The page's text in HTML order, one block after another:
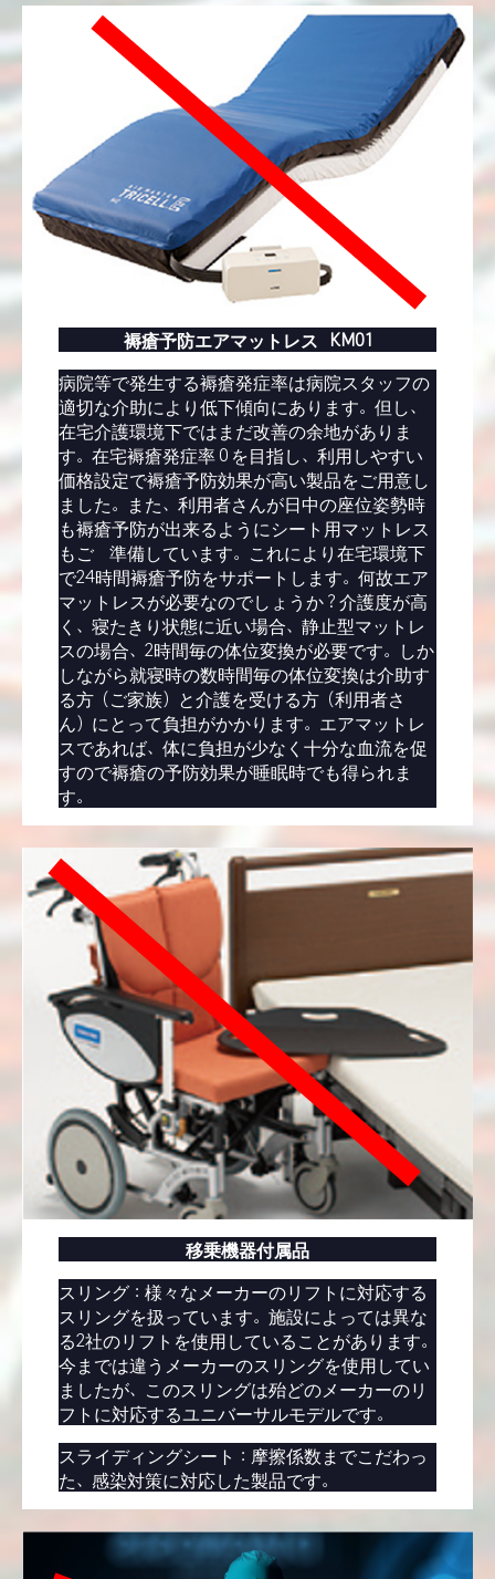
褥瘡予防エアマットレス KM01
病院等で発生する褥瘡発症率は病院スタッフの
適切な介助により低下傾向にあります。但し、
在宅介護環境下ではまだ改善の余地がありま
す。在宅褥瘡発症率０を目指し、利用しやすい
価格設定で褥瘡予防効果が高い製品をご用意し
ました。また、利用者さんが日中の座位姿勢時
も褥瘡予防が出来るようにシート用マットレス
もご 準備しています。これにより在宅環境下
で24時間褥瘡予防をサポートします。何故エア
マットレスが必要なのでしょうか？介護度が高
く、寝たきり状態に近い場合、静止型マットレ
スの場合、2時間毎の体位変換が必要です。しか
しながら就寝時の数時間毎の体位変換は介助す
る方（ご家族）と介護を受ける方（利用者さ
ん）にとって負担がかかります。エアマットレ
スであれば、体に負担が少なく十分な血流を促
すので褥瘡の予防効果が睡眠時でも得られま
す。
移乗機器付属品
スリング：様々なメーカーのリフトに対応する
スリングを扱っています。施設によっては異な
る2社のリフトを使用していることがあります。
今までは違うメーカーのスリングを使用してい
ましたが、このスリングは殆どのメーカーのリ
フトに対応するユニバーサルモデルです。
スライディングシート：摩擦係数までこだわっ
た、感染対策に対応した製品です。